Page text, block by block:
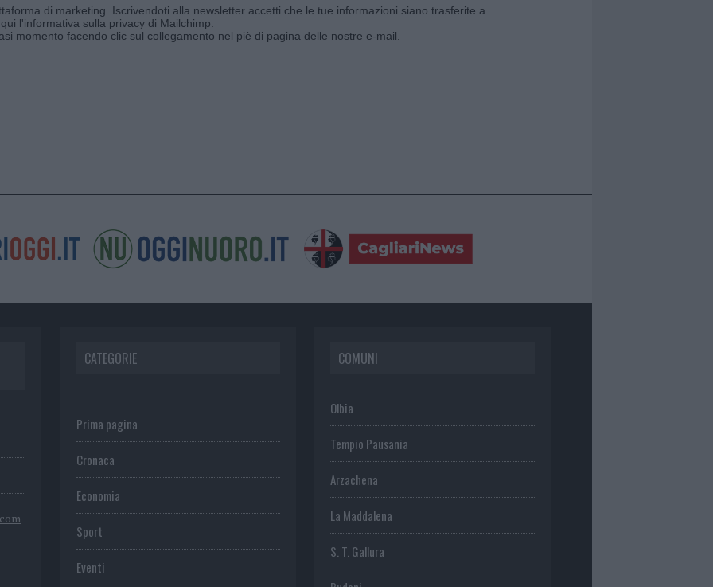
di marketing. Iscrivendoti alla newsletter accetti che le tue informazioni siano trasferite a
l'informativa sulla privacy di Mailchimp
momento facendo clic sul collegamento nel piè di pagina delle nostre e-mail.
CATEGORIE
Prima pagina
Cronaca
Economia
Sport
Eventi
COMUNI
Olbia
Tempio Pausania
Arzachena
La Maddalena
S. T. Gallura